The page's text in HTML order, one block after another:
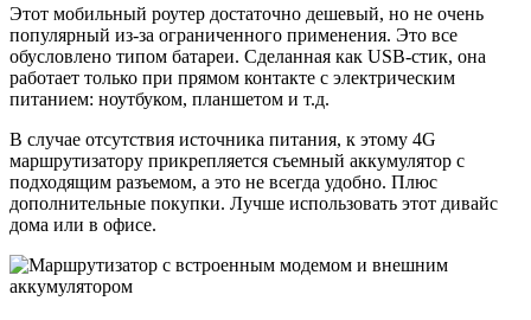
Этот мобильный роутер достаточно дешевый, но не очень
популярный из-за ограниченного применения. Это все
обусловлено типом батареи. Сделанная как USB-стик, она
работает только при прямом контакте с электрическим
питанием: ноутбуком, планшетом и т.д.
В случае отсутствия источника питания, к этому 4G
маршрутизатору прикрепляется съемный аккумулятор с
подходящим разъемом, а это не всегда удобно. Плюс
дополнительные покупки. Лучше использовать этот дивайс
дома или в офисе.